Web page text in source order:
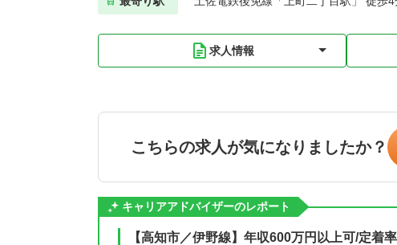
求人情報
こちらの求人が気になりましたか？
キャリアアドバイザーのレポート
【高知市／伊野線】年収600万円以上可/定